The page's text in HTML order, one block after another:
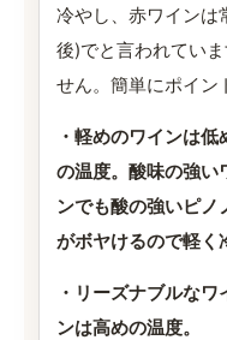
冷やし、赤ワイン
後)でと言われてい
せん。簡単にポイン
・軽めのワインは
の温度。酸味の強い
ンでも酸の強いピノ
がボヤけるので軽く
・リーズナブルな
ンは高めの温度。